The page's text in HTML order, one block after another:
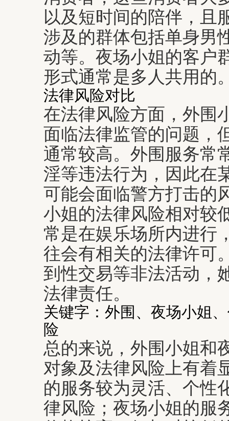
以及短时间的陪伴，且
涉及的群体包括单身男
动等。夜场小姐的客户
形式通常是多人共用的
法律风险对比
在法律风险方面，外围
面临法律监管的问题，
通常较高。外围服务常
淫等违法行为，因此在
可能会面临警方打击的
小姐的法律风险相对较
常是在娱乐场所内进行
往会有相关的法律许可
到性交易等非法活动，
法律责任。
关键字：外围、夜场小姐
险
总的来说，外围小姐和
对象及法律风险上有着
的服务较为灵活、个性
律风险；夜场小姐的服